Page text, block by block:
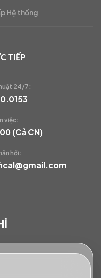
Hệ thống
TIẾP
24/7:
việc:
(Cả CN)
hồi: